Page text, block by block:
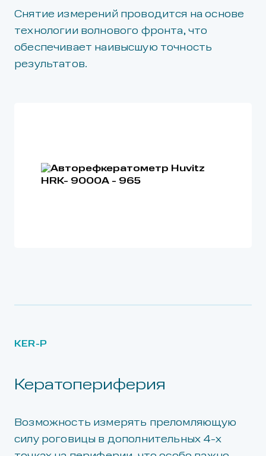
Снятие измерений проводится на основе
технологии волнового фронта, что
обеспечивает наивысшую точность
результатов.
KER-P
Кератопериферия
Возможность измерять преломляющую
силу роговицы в дополнительных 4-х